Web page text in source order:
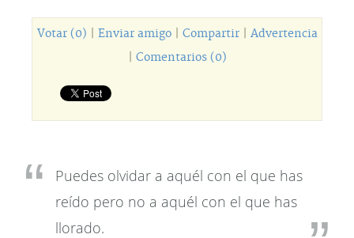
Votar (0) Enviar amigo| Compartir| Advertencia
Comentarios (0)
Puedes olvidar a aquél con el que has
reído pero no a aquél con el que has
llorado.